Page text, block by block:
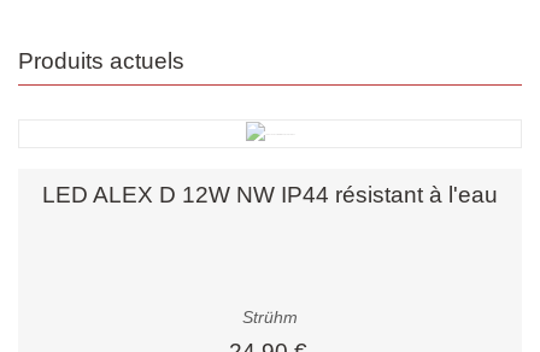
Produits actuels
LED ALEX D 12W NW IP44 résistant à l'eau
Strühm